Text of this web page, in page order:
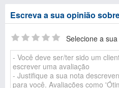
Escreva a sua opinião
Selecione a